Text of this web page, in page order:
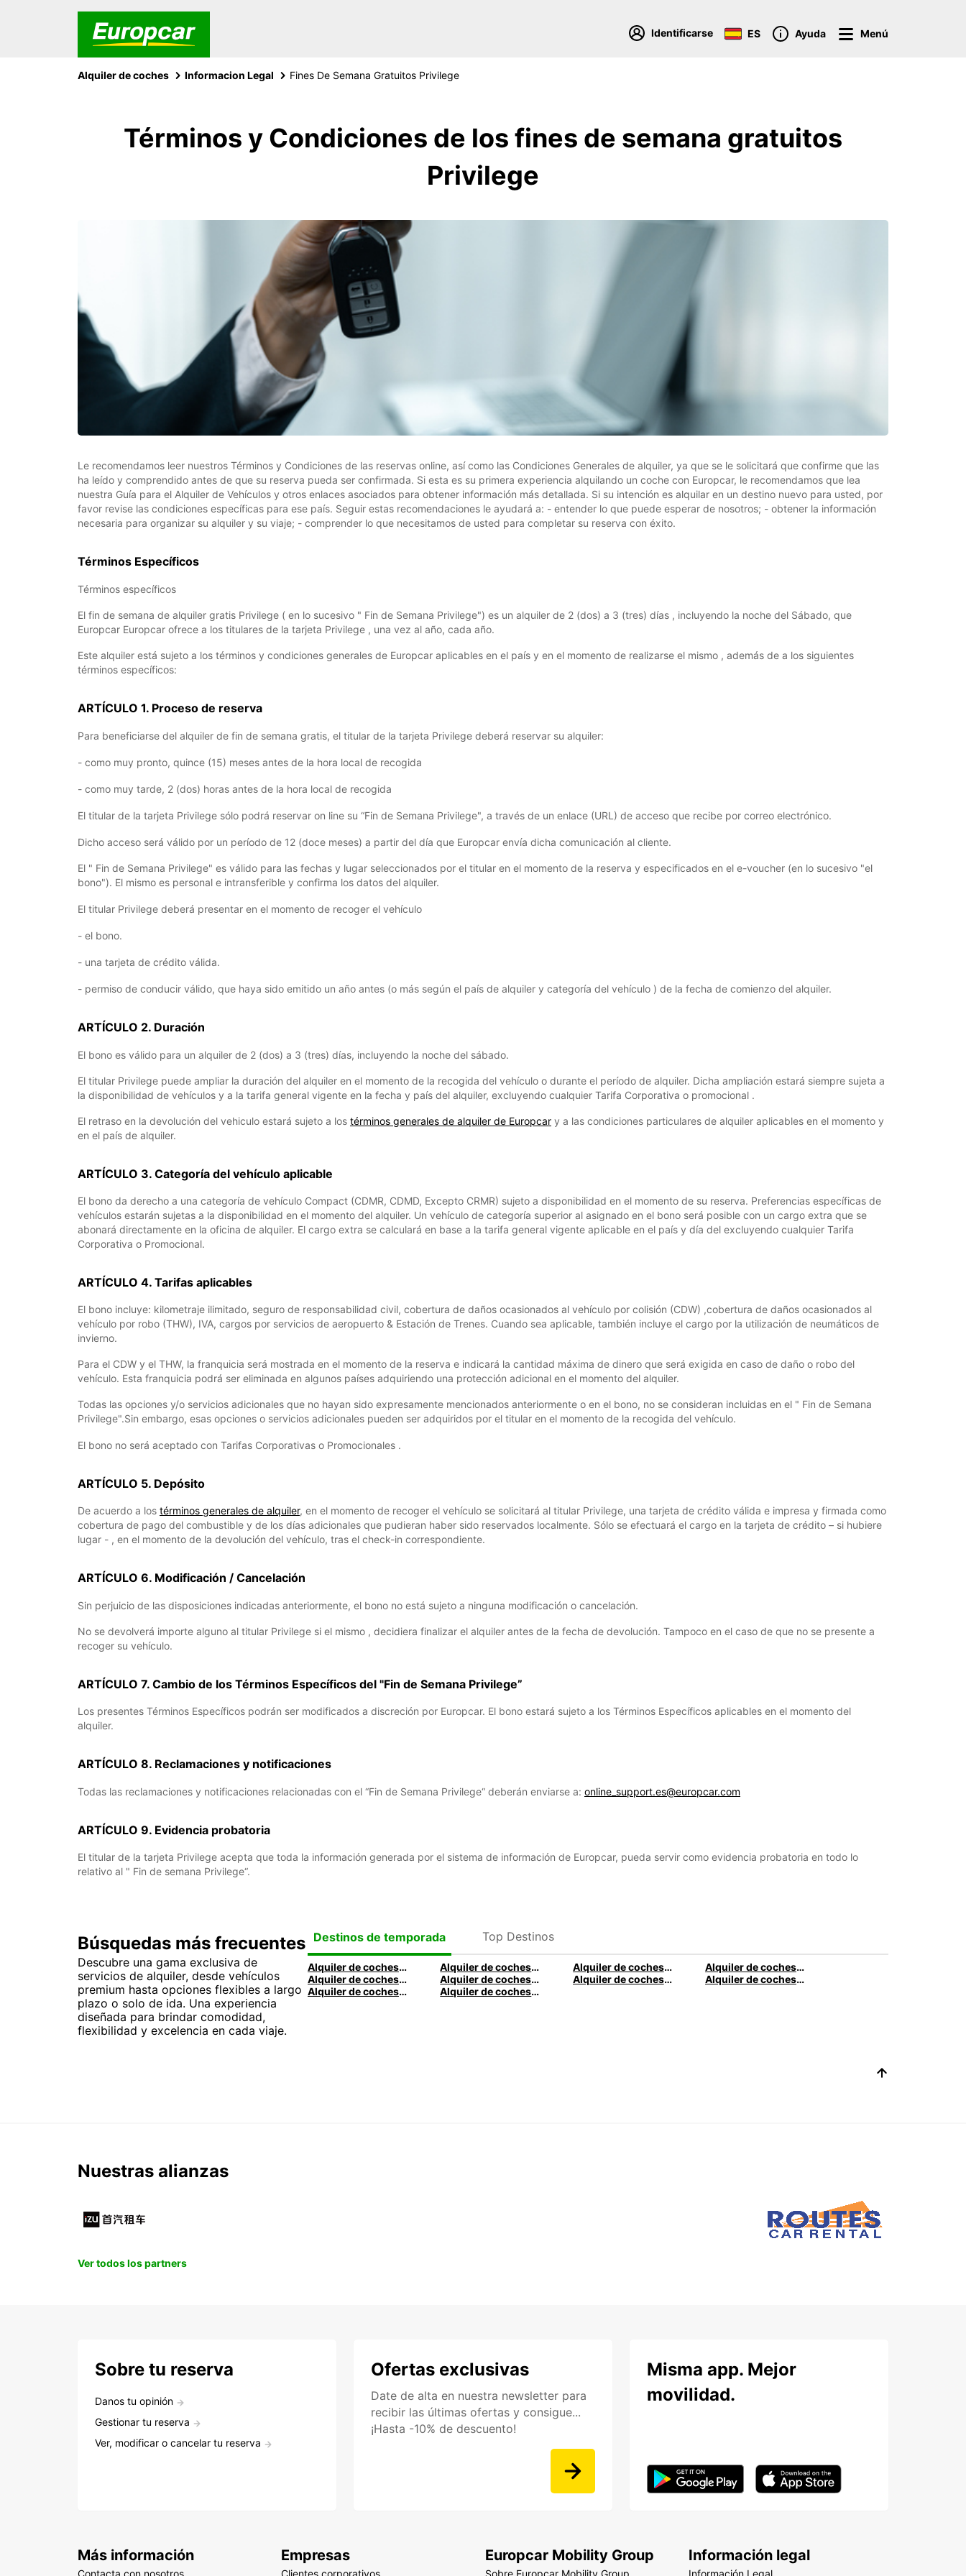
Identificarse ES Ayuda Menú
Alquiler de coches Informacion Legal Fines De Semana Gratuitos Privilege
Términos y Condiciones de los fines de semana gratuitos
Privilege
Le recomendamos leer nuestros Términos y Condiciones de las reservas online, así como las Condiciones Generales de alquiler, ya que se le solicitará que confirme que las
ha leído y comprendido antes de que su reserva pueda ser confirmada. Si esta es su primera experiencia alquilando un coche con Europcar, le recomendamos que lea
nuestra Guía para el Alquiler de Vehículos y otros enlaces asociados para obtener información más detallada. Si su intención es alquilar en un destino nuevo para usted, por
favor revise las condiciones específicas para ese país. Seguir estas recomendaciones le ayudará a: - entender lo que puede esperar de nosotros; - obtener la información
necesaria para organizar su alquiler y su viaje; - comprender lo que necesitamos de usted para completar su reserva con éxito.
Términos Específicos
Términos específicos
El fin de semana de alquiler gratis Privilege ( en lo sucesivo " Fin de Semana Privilege") es un alquiler de 2 (dos) a 3 (tres) días , incluyendo la noche del Sábado, que
Europcar Europcar ofrece a los titulares de la tarjeta Privilege , una vez al año, cada año.
Este alquiler está sujeto a los términos y condiciones generales de Europcar aplicables en el país y en el momento de realizarse el mismo , además de a los siguientes
términos específicos:
ARTÍCULO 1. Proceso de reserva
Para beneficiarse del alquiler de fin de semana gratis, el titular de la tarjeta Privilege deberá reservar su alquiler:
- como muy pronto, quince (15) meses antes de la hora local de recogida
- como muy tarde, 2 (dos) horas antes de la hora local de recogida
El titular de la tarjeta Privilege sólo podrá reservar on line su “Fin de Semana Privilege", a través de un enlace (URL) de acceso que recibe por correo electrónico.
Dicho acceso será válido por un período de 12 (doce meses) a partir del día que Europcar envía dicha comunicación al cliente.
El " Fin de Semana Privilege" es válido para las fechas y lugar seleccionados por el titular en el momento de la reserva y especificados en el e-voucher (en lo sucesivo "el
bono"). El mismo es personal e intransferible y confirma los datos del alquiler.
El titular Privilege deberá presentar en el momento de recoger el vehículo
- el bono.
- una tarjeta de crédito válida.
- permiso de conducir válido, que haya sido emitido un año antes (o más según el país de alquiler y categoría del vehículo ) de la fecha de comienzo del alquiler.
ARTÍCULO 2. Duración
El bono es válido para un alquiler de 2 (dos) a 3 (tres) días, incluyendo la noche del sábado.
El titular Privilege puede ampliar la duración del alquiler en el momento de la recogida del vehículo o durante el período de alquiler. Dicha ampliación estará siempre sujeta a
la disponibilidad de vehículos y a la tarifa general vigente en la fecha y país del alquiler, excluyendo cualquier Tarifa Corporativa o promocional .
El retraso en la devolución del vehiculo estará sujeto a los términos generales de alquiler de Europcar y a las condiciones particulares de alquiler aplicables en el momento y
en el país de alquiler.
ARTÍCULO 3. Categoría del vehículo aplicable
El bono da derecho a una categoría de vehículo Compact (CDMR, CDMD, Excepto CRMR) sujeto a disponibilidad en el momento de su reserva. Preferencias específicas de
vehículos estarán sujetas a la disponibilidad en el momento del alquiler. Un vehículo de categoría superior al asignado en el bono será posible con un cargo extra que se
abonará directamente en la oficina de alquiler. El cargo extra se calculará en base a la tarifa general vigente aplicable en el país y día del excluyendo cualquier Tarifa
Corporativa o Promocional.
ARTÍCULO 4. Tarifas aplicables
El bono incluye: kilometraje ilimitado, seguro de responsabilidad civil, cobertura de daños ocasionados al vehículo por colisión (CDW) ,cobertura de daños ocasionados al
vehículo por robo (THW), IVA, cargos por servicios de aeropuerto & Estación de Trenes. Cuando sea aplicable, también incluye el cargo por la utilización de neumáticos de
invierno.
Para el CDW y el THW, la franquicia será mostrada en el momento de la reserva e indicará la cantidad máxima de dinero que será exigida en caso de daño o robo del
vehículo. Esta franquicia podrá ser eliminada en algunos países adquiriendo una protección adicional en el momento del alquiler.
Todas las opciones y/o servicios adicionales que no hayan sido expresamente mencionados anteriormente o en el bono, no se consideran incluidas en el " Fin de Semana
Privilege".Sin embargo, esas opciones o servicios adicionales pueden ser adquiridos por el titular en el momento de la recogida del vehículo.
El bono no será aceptado con Tarifas Corporativas o Promocionales .
ARTÍCULO 5. Depósito
De acuerdo a los términos generales de alquiler, en el momento de recoger el vehículo se solicitará al titular Privilege, una tarjeta de crédito válida e impresa y firmada como
cobertura de pago del combustible y de los días adicionales que pudieran haber sido reservados localmente. Sólo se efectuará el cargo en la tarjeta de crédito – si hubiere
lugar - , en el momento de la devolución del vehículo, tras el check-in correspondiente.
ARTÍCULO 6. Modificación / Cancelación
Sin perjuicio de las disposiciones indicadas anteriormente, el bono no está sujeto a ninguna modificación o cancelación.
No se devolverá importe alguno al titular Privilege si el mismo , decidiera finalizar el alquiler antes de la fecha de devolución. Tampoco en el caso de que no se presente a
recoger su vehículo.
ARTÍCULO 7. Cambio de los Términos Específicos del "Fin de Semana Privilege”
Los presentes Términos Específicos podrán ser modificados a discreción por Europcar. El bono estará sujeto a los Términos Específicos aplicables en el momento del
alquiler.
ARTÍCULO 8. Reclamaciones y notificaciones
Todas las reclamaciones y notificaciones relacionadas con el “Fin de Semana Privilege“ deberán enviarse a: online_support.es@europcar.com
ARTÍCULO 9. Evidencia probatoria
El titular de la tarjeta Privilege acepta que toda la información generada por el sistema de información de Europcar, pueda servir como evidencia probatoria en todo lo
relativo al " Fin de semana Privilege“.
Búsquedas más frecuentes
Descubre una gama exclusiva de
servicios de alquiler, desde vehículos
premium hasta opciones flexibles a largo
plazo o solo de ida. Una experiencia
diseñada para brindar comodidad,
flexibilidad y excelencia en cada viaje.
Destinos de temporada Top Destinos
Alquiler de coches en Logroño Alquiler de coches en La Coruña Alquiler de coches en Ourense
Alquiler de coches en Gijón
Alquiler de coches en Cádiz
Alquiler de coches en Almería Alquiler de coches en Santander
Alquiler de coches en Vigo
Alquiler de coches en Palma
Alquiler de coches en Oviedo
Nuestras alianzas
Ver todos los partners
Sobre tu reserva
Danos tu opinión
Gestionar tu reserva
Ver, modificar o cancelar tu reserva
Ofertas exclusivas
Date de alta en nuestra newsletter para
recibir las últimas ofertas y consigue...
¡Hasta -10% de descuento!
Misma app. Mejor
movilidad.
Más información
Contacta con nosotros
Empresas
Clientes corporativos
Europcar Mobility Group
Sobre Europcar Mobility Group
Información legal
Información Legal